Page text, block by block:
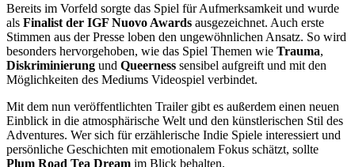
Bereits im Vorfeld sorgte das Spiel für Aufmerksamkeit und wurde
als Finalist der IGF Nuovo Awards ausgezeichnet. Auch erste
Stimmen aus der Presse loben den ungewöhnlichen Ansatz. So wird
besonders hervorgehoben, wie das Spiel Themen wie Trauma,
Diskriminierung und Queerness sensibel aufgreift und mit den
Möglichkeiten des Mediums Videospiel verbindet.
Mit dem nun veröffentlichten Trailer gibt es außerdem einen neuen
Einblick in die atmosphärische Welt und den künstlerischen Stil des
Adventures. Wer sich für erzählerische Indie Spiele interessiert und
persönliche Geschichten mit emotionalem Fokus schätzt, sollte
Plum Road Tea Dream im Blick behalten.